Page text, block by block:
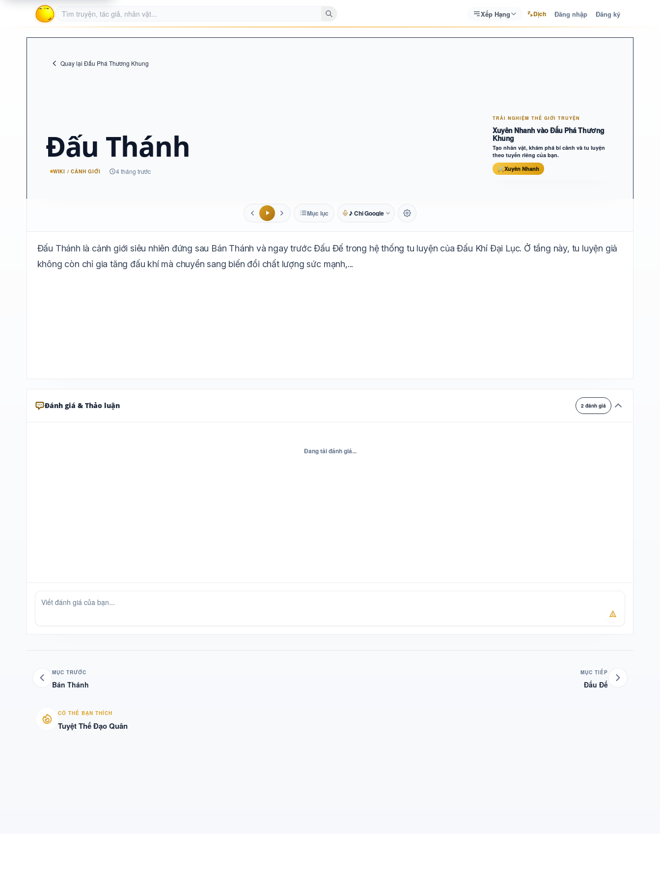
Xếp Hạng Dịch Đăng nhập Đăng ký
Quay lại Đấu Phá Thương Khung
Đấu Thánh
WIKI / CẢNH GIỚI 4 tháng trước
TRẢI NGHIỆM THẾ GIỚI TRUYỆN
Xuyên Nhanh vào Đấu Phá Thương
Khung
Tạo nhân vật, khám phá bí cảnh và tu luyện
theo tuyến riêng của bạn.
⚔Xuyên Nhanh
Mục lục ♪ Chị Google
Trắng Ngà Vàng
Đấu Thánh là cảnh giới siêu nhiên đứng sau Bán Thánh và ngay trước Đấu Đế trong hệ thống tu luyện của Đấu Khí Đại Lục. Ở tầng này, tu luyện giả
không còn chỉ gia tăng đấu khí mà chuyển sang biến đổi chất lượng sức mạnh,...
Đánh giá & Thảo luận 2 đánh giá
Đang tải đánh giá...
MỤC TRƯỚC
Bán Thánh
MỤC TIẾP
Đấu Đế
CÓ THỂ BẠN THÍCH
Tuyệt Thế Đạo Quân